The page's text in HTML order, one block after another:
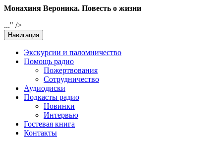
Монахиня Вероника. Повесть о жизни
..." />
Навигация
Экскурсии и паломничество
Помощь радио
Пожертвования
Сотрудничество
Аудиодиски
Подкасты радио
Новинки
Интервью
Гостевая книга
Контакты